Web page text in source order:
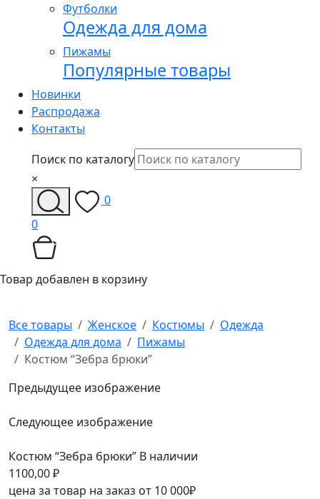
Футболки
Одежда для дома
Пижамы
Популярные товары
Новинки
Распродажа
Контакты
Поиск по каталогу
×
0
0
Товар добавлен в корзину
Все товары Женское Костюмы
Одежда
Одежда для дома
Пижамы
Костюм “Зебра брюки”
Предыдущее изображение
Следующее изображение
Костюм “Зебра брюки” В наличии
1100,00₽
цена за товар на заказ от 10 000₽